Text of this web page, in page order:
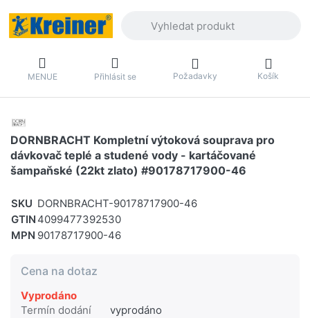
MENUE Přihlásit se Požadavky Košík
DORNBRACHT Kompletní výtoková souprava pro
dávkovač teplé a studené vody - kartáčované
šampaňské (22kt zlato) #90178717900-46
SKU DORNBRACHT-90178717900-46
GTIN 4099477392530
MPN 90178717900-46
Cena na dotaz
Vyprodáno
Termín dodání
vyprodáno